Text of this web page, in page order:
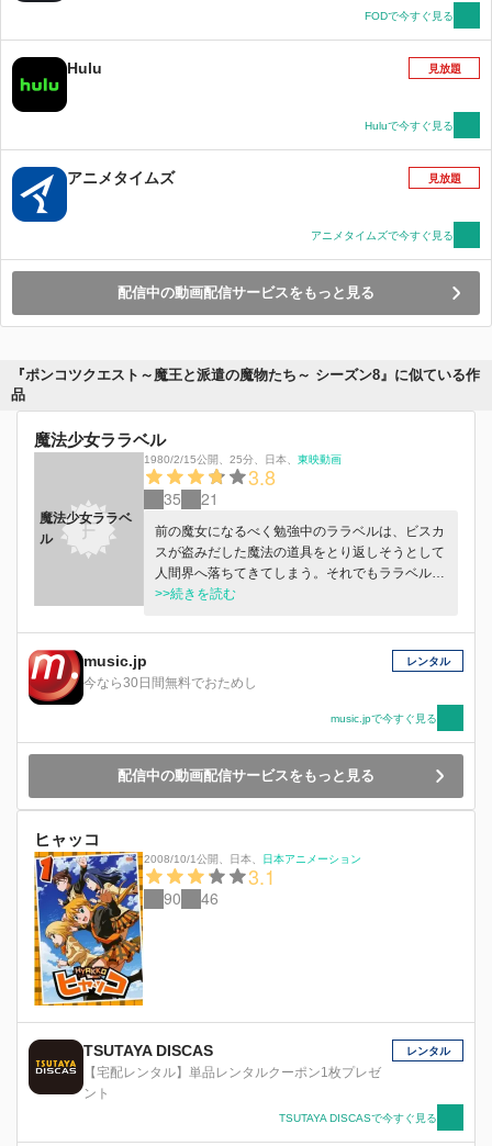
FODで今すぐ見る
Hulu 見放題
Huluで今すぐ見る
アニメタイムズ 見放題
アニメタイムズで今すぐ見る
配信中の動画配信サービスをもっと見る
『ポンコツクエスト～魔王と派遣の魔物たち～ シーズン8』に似ている作
品
魔法少女ララベル
魔法少女ララベ
ル
1980/2/15公開 25分 日本 東映動画
3.8
35 21
前の魔女になるべく勉強中のララベルは、ビスカ
スが盗みだした魔法の道具をとり返しそうとして
人間界へ落ちてきてしまう。それでもララベル
は、持ち前の疾心と明るさで、どんなピンチにも
していた老夫婦・立花夫妻と知り合ったらラベル
は、ペットのビラと一緒に、立花家で普通の女の
子として生活することになる。
>>続きを読む
music.jp
今なら30日間無料でおためし
レンタル
music.jpで今すぐ見る
配信中の動画配信サービスをもっと見る
ヒャッコ
2008/10/1公開 日本 日本アニメーション
3.1
90 46
TSUTAYA DISCAS
【宅配レンタル】単品レンタルクーポン1枚プレゼ
ント
レンタル
TSUTAYA DISCASで今すぐ見る